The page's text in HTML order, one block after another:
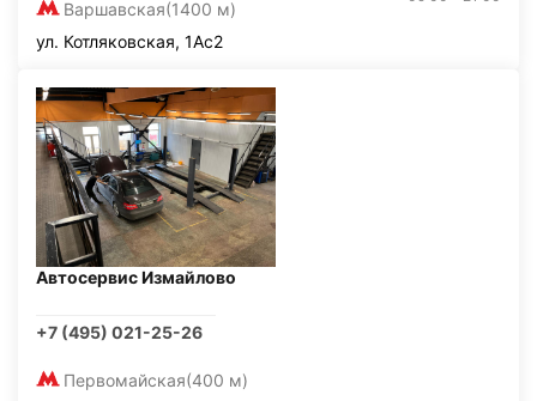
Варшавская(1400 м)
ул. Котляковская, 1Ас2
Автосервис Измайлово
+7 (495) 021-25-26
Первомайская(400 м)